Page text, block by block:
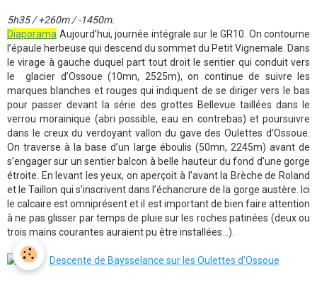
5h35 / +260m / -1450m.
Diaporama Aujourd’hui, journée intégrale sur le GR10. On contourne
l’épaule herbeuse qui descend du sommet du Petit Vignemale. Dans
le virage à gauche duquel part tout droit le sentier qui conduit vers
le glacier d’Ossoue (10mn, 2525m), on continue de suivre les
marques blanches et rouges qui indiquent de se diriger vers le bas
pour passer devant la série des grottes Bellevue taillées dans le
verrou morainique (abri possible, eau en contrebas) et poursuivre
dans le creux du verdoyant vallon du gave des Oulettes d’Ossoue.
On traverse à la base d’un large éboulis (50mn, 2245m) avant de
s’engager sur un sentier balcon à belle hauteur du fond d’une gorge
étroite. En levant les yeux, on aperçoit à l’avant la Brèche de Roland
et le Taillon qui s’inscrivent dans l’échancrure de la gorge austère. Ici
le calcaire est omniprésent et il est important de bien faire attention
à ne pas glisser par temps de pluie sur les roches patinées (deux ou
trois mains courantes auraient pu être installées...).